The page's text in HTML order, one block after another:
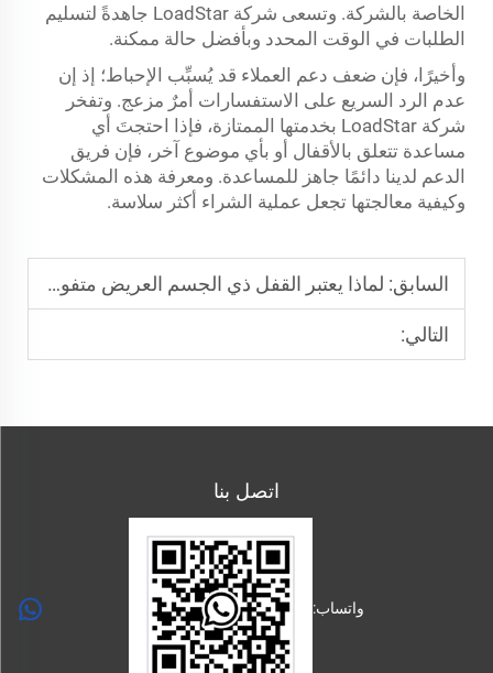
الخاصة بالشركة. وتسعى شركة LoadStar جاهدةً لتسليم
الطلبات في الوقت المحدد وبأفضل حالة ممكنة.
وأخيرًا، فإن ضعف دعم العملاء قد يُسبِّب الإحباط؛ إذ إن
عدم الرد السريع على الاستفسارات أمرٌ مزعج. وتفخر
شركة LoadStar بخدمتها الممتازة، فإذا احتجتَ أي
مساعدة تتعلق بالأقفال أو بأي موضوع آخر، فإن فريق
الدعم لدينا دائمًا جاهز للمساعدة. ومعرفة هذه المشكلات
وكيفية معالجتها تجعل عملية الشراء أكثر سلاسة.
السابق: لماذا يعتبر القفل ذي الجسم العريض متفوقًا في استخدام الحبال ذات القطر الكبير
التالي:
اتصل بنا
واتساب: